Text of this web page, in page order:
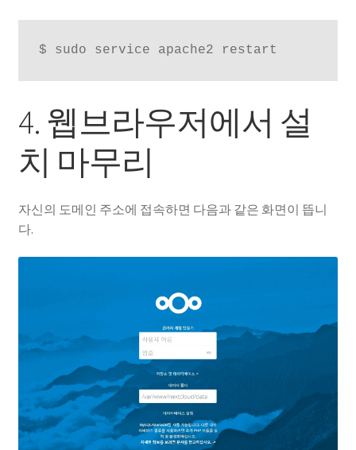
$ sudo service apache2 restart
4. 웹브라우저에서 설
치 마무리
자신의 도메인 주소에 접속하면 다음과 같은 화면이 뜹니
다.